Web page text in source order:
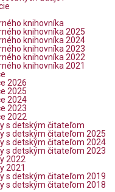
knihovníka
knihovníka 2025
knihovníka 2024
knihovníka 2023
knihovníka 2022
knihovníka 2021
2026
2025
2024
2023
2022
s detským čitateľom
s detským čitateľom 2025
s detským čitateľom 2024
s detským čitateľom 2023
2022
2021
s detským čitateľom 2019
s detským čitateľom 2018